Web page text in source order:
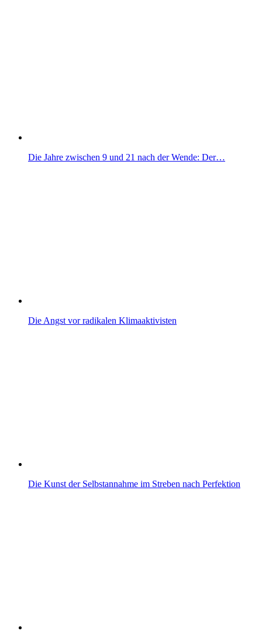
Die Jahre zwischen 9 und 21 nach der Wende: Der…
Die Angst vor radikalen Klimaaktivisten
Die Kunst der Selbstannahme im Streben nach Perfektion